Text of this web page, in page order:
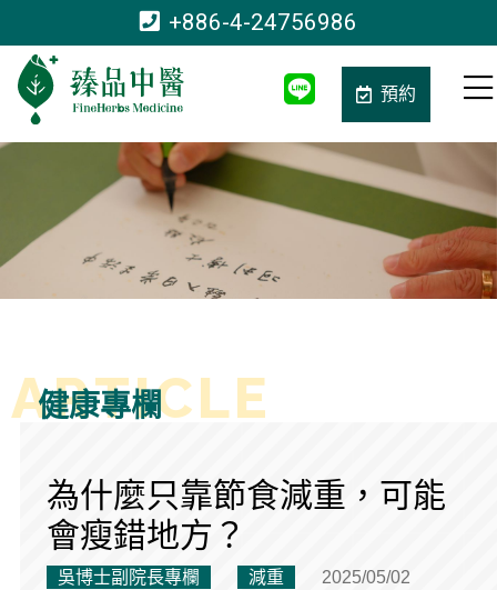
+886-4-24756986
預約
健康專欄
為什麼只靠節食減重，可能
會瘦錯地方？
吳博士副院長專欄 減重 2025/05/02